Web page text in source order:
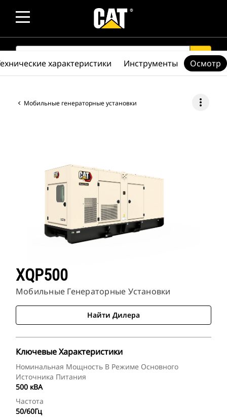
SEARCH search
Мобильные генераторные установки more_vert
XQP500
Мобильные Генераторные Установки
Найти Дилера
Ключевые Характеристики
Номинальная Мощность В Режиме Основного
Источника Питания
500 кВА
Частота
50/60Гц
характеристики Инструменты Осмотр